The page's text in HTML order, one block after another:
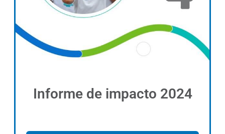
Informe de impacto 2024